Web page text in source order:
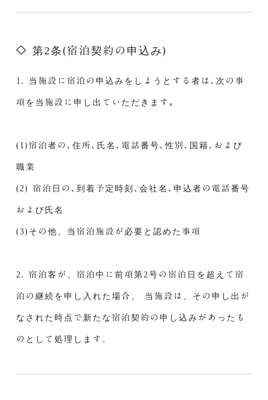
第2条(宿泊契約の申込み)
1. 当施設に宿泊の申込みをしようとする者は､次の事
項を当施設に申し出ていただきます｡
(1)宿泊者の､住所､氏名､電話番号､性別､国籍､および
職業
(2) 宿泊日の､到着予定時刻､会社名､申込者の電話番号
および氏名
(3)その他、当宿泊施設が必要と認めた事項
2. 宿泊客が、宿泊中に前項第2号の宿泊日を超えて宿
泊の継続を申し入れた場合、 当施設は、その申し出が
なされた時点で新たな宿泊契約の申し込みがあったも
のとして処理します。